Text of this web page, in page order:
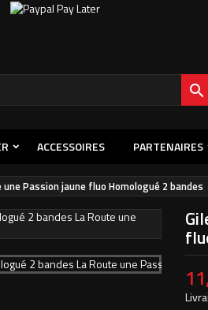

ACCESSOIRES PARTENAIRES
Passion jaune fluo Homologué 2 bandes
add_circle_outlineCréer une
((cancelText))
ajouter des produits à votre liste d'envies.